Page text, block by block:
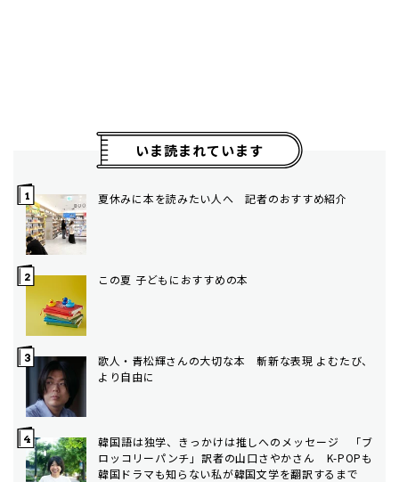
いま読まれています
夏休みに本を読みたい人へ 記者のおすすめ紹介
この夏 子どもにおすすめの本
歌人・青松輝さんの大切な本 斬新な表現 よむたび、
より自由に
韓国語は独学、きっかけは推しへのメッセージ 「ブ
ロッコリーパンチ」訳者の山口さやかさん K-POPも
韓国ドラマも知らない私が韓国文学を翻訳するまで